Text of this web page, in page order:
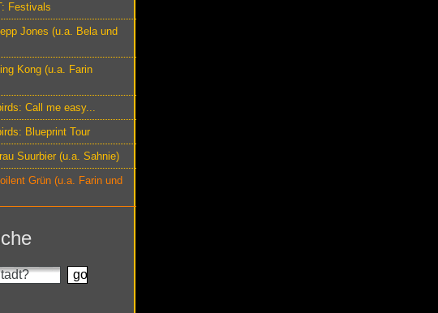
Festivals
Jones (u.a. Bela und
Kong (u.a. Farin
Call me easy...
Blueprint Tour
Suurbier (u.a. Sahnie)
Grün (u.a. Farin und